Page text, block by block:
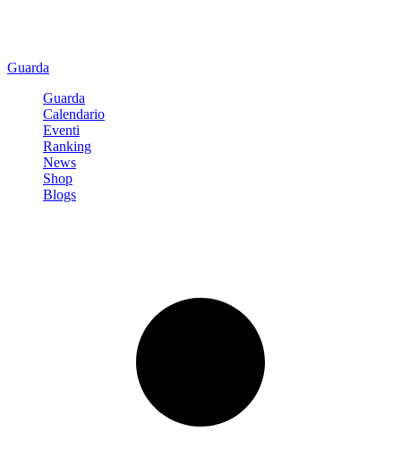
Guarda
Guarda
Calendario
Eventi
Ranking
News
Shop
Blogs